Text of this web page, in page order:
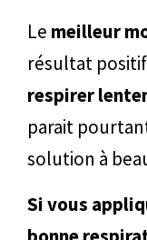
Le meilleur
résultat
respirer
parait
solution à
Si vous